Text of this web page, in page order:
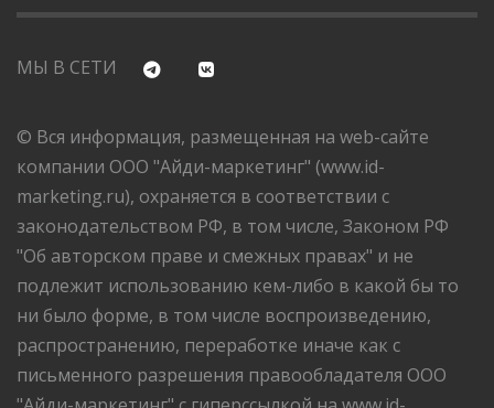
МЫ В СЕТИ
© Вся информация, размещенная на web-сайте
компании ООО "Айди-маркетинг" (www.id-
marketing.ru), охраняется в соответствии с
законодательством РФ, в том числе, Законом РФ
"Об авторском праве и смежных правах" и не
подлежит использованию кем-либо в какой бы то
ни было форме, в том числе воспроизведению,
распространению, переработке иначе как с
письменного разрешения правообладателя ООО